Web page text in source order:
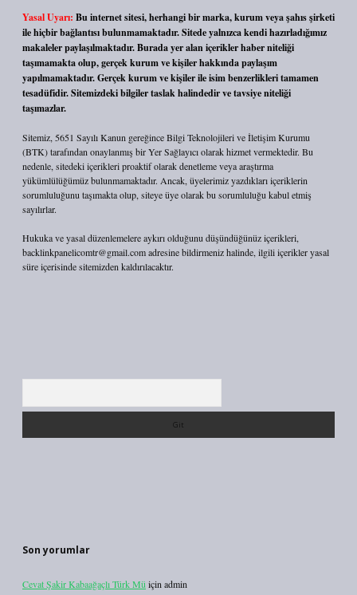
Yasal Uyarı: Bu internet sitesi, herhangi bir marka, kurum veya şahıs şirketi
ile hiçbir bağlantısı bulunmamaktadır. Sitede yalnızca kendi hazırladığımız
makaleler paylaşılmaktadır. Burada yer alan içerikler haber niteliği
taşımamakta olup, gerçek kurum ve kişiler hakkında paylaşım
yapılmamaktadır. Gerçek kurum ve kişiler ile isim benzerlikleri tamamen
tesadüfidir. Sitemizdeki bilgiler taslak halindedir ve tavsiye niteliği
taşımazlar.
Sitemiz, 5651 Sayılı Kanun gereğince Bilgi Teknolojileri ve İletişim Kurumu
(BTK) tarafından onaylanmış bir Yer Sağlayıcı olarak hizmet vermektedir. Bu
nedenle, sitedeki içerikleri proaktif olarak denetleme veya araştırma
yükümlülüğümüz bulunmamaktadır. Ancak, üyelerimiz yazdıkları içeriklerin
sorumluluğunu taşımakta olup, siteye üye olarak bu sorumluluğu kabul etmiş
sayılırlar.
Hukuka ve yasal düzenlemelere aykırı olduğunu düşündüğünüz içerikleri,
backlinkpanelicomtr@gmail.comadresine bildirmeniz halinde, ilgili içerikler yasal
süre içerisinde sitemizden kaldırılacaktır.
Son yorumlar
Cevat Şakir Kabaağaçlı Türk Mü için admin